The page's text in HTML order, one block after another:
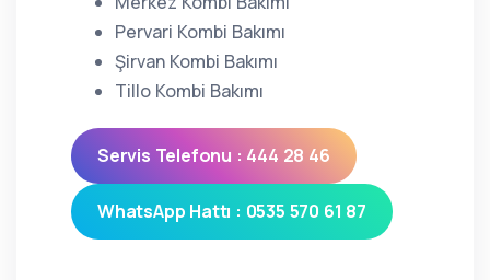
Pervari Kombi Bakımı
Şirvan Kombi Bakımı
Tillo Kombi Bakımı
Servis Telefonu : 444 28 46
WhatsApp Hattı : 0535 570 61 87